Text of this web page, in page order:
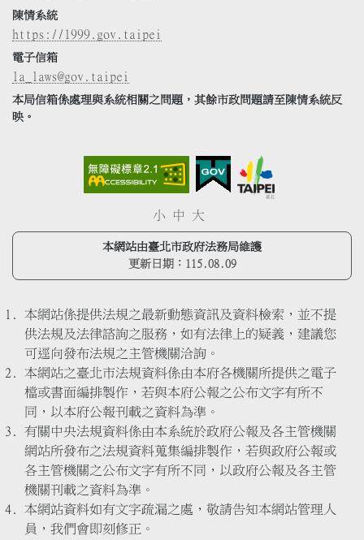
陳情系統
https://1999.gov.taipei
電子信箱
la_laws@gov.taipei
本局信箱係處理與系統相關之問題，其餘市政問題請至陳情系統反
映。
小 中 大
本網站由臺北市政府法務局維護
更新日期： 115.08.09
本網站係提供法規之最新動態資訊及資料檢索，並不提
供法規及法律諮詢之服務，如有法律上的疑義，建議您
可逕向發布法規之主管機關洽詢。
本網站之臺北市法規資料係由本府各機關所提供之電子
檔或書面編排製作，若與本府公報之公布文字有所不
同，以本府公報刊載之資料為準。
有關中央法規資料係由本系統於政府公報及各主管機關
網站所發布之法規資料蒐集編排製作，若與政府公報或
各主管機關之公布文字有所不同，以政府公報及各主管
機關刊載之資料為準。
本網站資料如有文字疏漏之處，敬請告知本網站管理人
員，我們會即刻修正。